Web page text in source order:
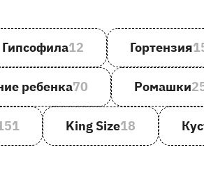
Гипсофила12 Гортензия
ребенка70 Ромашки
King Size18